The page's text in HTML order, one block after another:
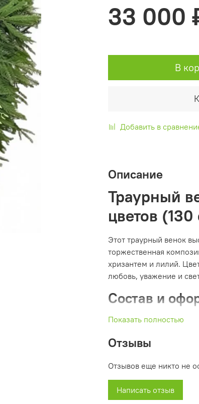
33 000
В
Добавить в
Описание
Траурный
цветов
Этот траурный венок
торжественная
хризантем и лилий.
любовь, уважение и
Состав и
Красные розы:
светлую память и
придает
Значение и
Показать полностью
Отзывы
Отзывов еще никто не
Написать отзыв